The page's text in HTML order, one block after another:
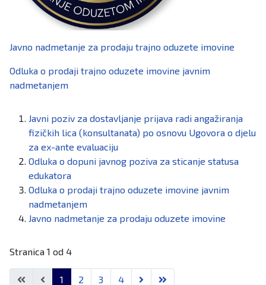
Javno nadmetanje za prodaju trajno oduzete imovine
Odluka o prodaji trajno oduzete imovine javnim
nadmetanjem
Javni poziv za dostavljanje prijava radi angažiranja
fizičkih lica (konsultanata) po osnovu Ugovora o djelu
za ex-ante evaluaciju
Odluka o dopuni javnog poziva za sticanje statusa
edukatora
Odluka o prodaji trajno oduzete imovine javnim
nadmetanjem
Javno nadmetanje za prodaju oduzete imovine
Stranica 1 od 4
1 2 3 4